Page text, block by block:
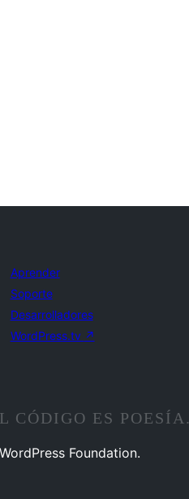
Aprender
Soporte
Desarrolladores
WordPress.tv ↗
CÓDIGO ES POESÍA.
Foundation.